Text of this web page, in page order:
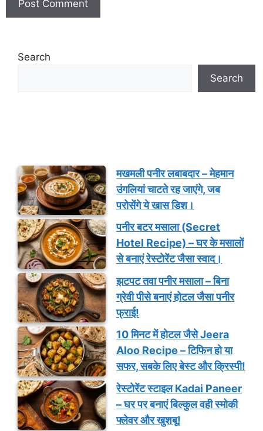
Search
Search
मखमली पनीर लबाबदार – मेहमान
उंगलियां चाटते रह जाएंगे, जब
परोसेंगे ये खास डिश।
पनीर बटर मसाला (Secret
Hotel Recipe) – घर के मसालों
से बनाएं रेस्टोरेंट जैसा स्वाद।
झटपट तवा पनीर मसाला – बिना
ग्रेवी पीसे बनाएं होटल जैसा पनीर
फ्राई!
10 मिनट में होटल जैसे Jeera
Aloo Recipe – टिफिन हो या
सफर, सबके लिए बेस्ट और क्रिस्पी!
रेस्टोरेंट स्टाइल Kadai Paneer
– घर पर बनाएं बिल्कुल वही स्मोकी
फ्लेवर और खुशबू!